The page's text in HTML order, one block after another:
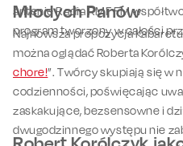
antenie Radia RMF FM
program tworzony w całości
Młodych Panów
Najnowsza propozycja
można oglądać Roberta
chore!”. Twórcy skupiają się w
codzienności, poświęcając
zaskakujące, bezsensowne i
dwugodzinnego występu nie